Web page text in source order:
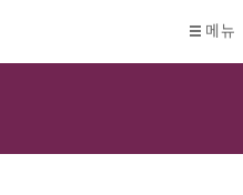
메뉴